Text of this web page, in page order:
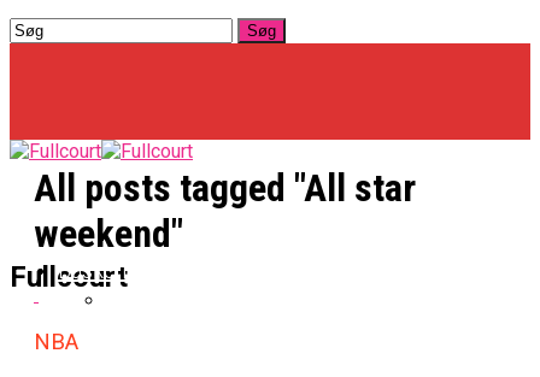
Fullcourt
Basketligaen
All posts tagged "All star
weekend"
NBA